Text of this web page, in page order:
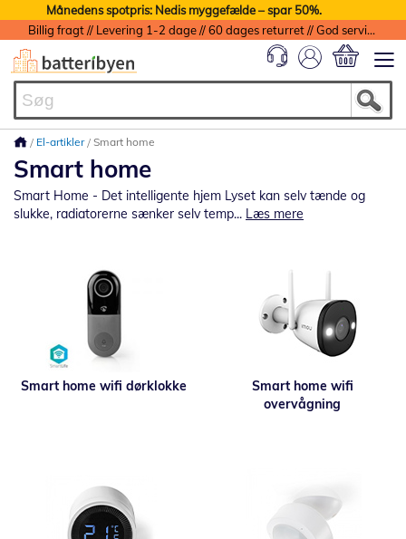
Månedens spotpris: Nedis myggefælde – spar 50%.
Billig fragt // Levering 1-2 dage // 60 dages returret // God service med garanti
El-artikler Smart home
Smart home
Smart Home - Det intelligente hjem Lyset kan selv tænde og
slukke, radiatorerne sænker selv temp... Læs mere
Smart home wifi dørklokke
Smart home wifi
overvågning